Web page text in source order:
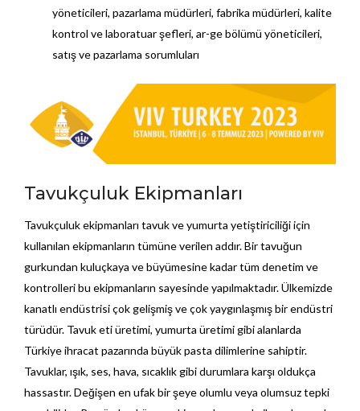
yöneticileri, pazarlama müdürleri, fabrika müdürleri, kalite
kontrol ve laboratuar şefleri, ar-ge bölümü yöneticileri,
satış ve pazarlama sorumluları
Tavukçuluk Ekipmanları
Tavukçuluk ekipmanları tavuk ve yumurta yetiştiriciliği için
kullanılan ekipmanların tümüne verilen addır. Bir tavuğun
gurkundan kuluçkaya ve büyümesine kadar tüm denetim ve
kontrolleri bu ekipmanların sayesinde yapılmaktadır. Ülkemizde
kanatlı endüstrisi çok gelişmiş ve çok yaygınlaşmış bir endüstri
türüdür. Tavuk eti üretimi, yumurta üretimi gibi alanlarda
Türkiye ihracat pazarında büyük pasta dilimlerine sahiptir.
Tavuklar, ışık, ses, hava, sıcaklık gibi durumlara karşı oldukça
hassastır. Değişen en ufak bir şeye olumlu veya olumsuz tepki